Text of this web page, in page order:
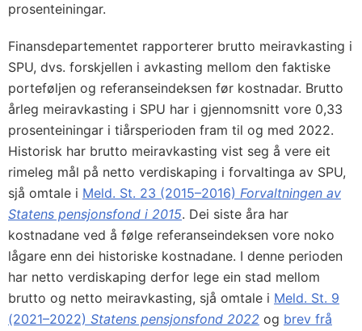
prosenteiningar.
Finansdepartementet rapporterer brutto meiravkasting i
SPU, dvs. forskjellen i avkasting mellom den faktiske
porteføljen og referanseindeksen før kostnadar. Brutto
årleg meiravkasting i SPU har i gjennomsnitt vore 0,33
prosenteiningar i tiårsperioden fram til og med 2022.
Historisk har brutto meiravkasting vist seg å vere eit
rimeleg mål på netto verdiskaping i forvaltinga av SPU,
sjå omtale i Meld. St. 23 (2015–2016) Forvaltningen av
Statens pensjonsfond i 2015. Dei siste åra har
kostnadane ved å følge referanseindeksen vore noko
lågare enn dei historiske kostnadane. I denne perioden
har netto verdiskaping derfor lege ein stad mellom
brutto og netto meiravkasting, sjå omtale i Meld. St. 9
(2021–2022) Statens pensjonsfond 2022 og brev frå